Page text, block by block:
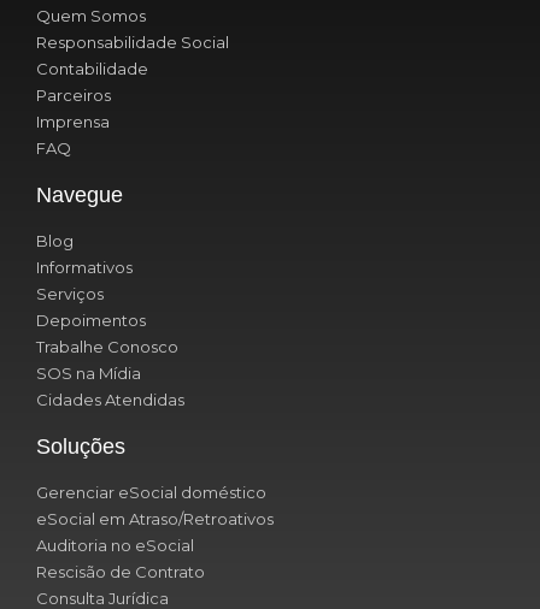
Quem Somos
Responsabilidade Social
Contabilidade
Parceiros
Imprensa
FAQ
Navegue
Blog
Informativos
Serviços
Depoimentos
Trabalhe Conosco
SOS na Mídia
Cidades Atendidas
Soluções
Gerenciar eSocial doméstico
eSocial em Atraso/Retroativos
Auditoria no eSocial
Rescisão de Contrato
Consulta Jurídica